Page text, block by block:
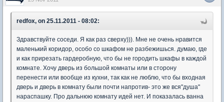
redfox, on 25.11.2011 - 08:02:
Здравствуйте соседи. Я как раз сверху))). Мне не очень нравится
маленький коридор, особо со шкафом не разбежишься. думаю, где
и как прирезать гардеробную, что бы не городить шкафы в каждой
комнате. Хочу дверь из большой комнаты или в сторону
перенести или вообще из кухни, так как не люблю, что бы входная
дверь и дверь в комнату были почти напротив- это же вся"душа"
нараспашку. Про дальнюю комнату идей нет. И показалась ванна